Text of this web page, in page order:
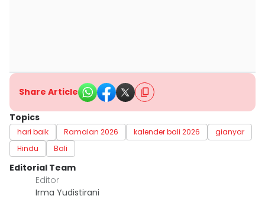
Share Article
Topics
hari baik Ramalan 2026 kalender bali 2026
gianyar
Hindu
Bali
Editorial Team
Editor
Irma Yudistirani